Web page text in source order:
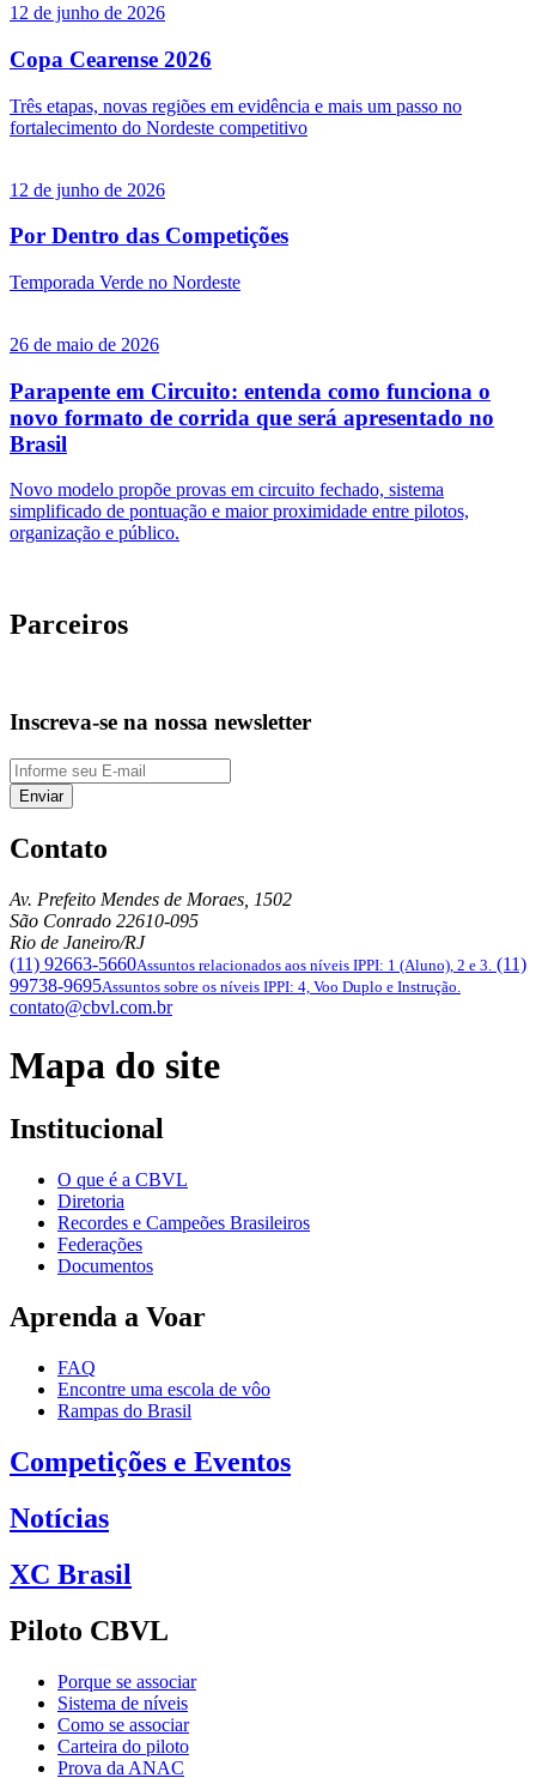
12 de junho de 2026
Copa Cearense 2026
Três etapas, novas regiões em evidência e mais um passo no
fortalecimento do Nordeste competitivo
12 de junho de 2026
Por Dentro das Competições
Temporada Verde no Nordeste
26 de maio de 2026
Parapente em Circuito: entenda como funciona o
novo formato de corrida que será apresentado no
Brasil
Novo modelo propõe provas em circuito fechado, sistema
simplificado de pontuação e maior proximidade entre pilotos,
organização e público.
Parceiros
Inscreva-se na nossa newsletter
Enviar
Contato
Av. Prefeito Mendes de Moraes, 1502
São Conrado 22610-095
Rio de Janeiro/RJ
(11) 92663-5660Assuntos relacionados aos níveis IPPI: 1 (Aluno), 2 e 3. (11)
99738-9695Assuntos sobre os níveis IPPI: 4, Voo Duplo e Instrução.
contato@cbvl.com.br
Mapa do site
Institucional
O que é a CBVL
Diretoria
Recordes e Campeões Brasileiros
Federações
Documentos
Aprenda a Voar
FAQ
Encontre uma escola de vôo
Rampas do Brasil
Competições e Eventos
Notícias
XC Brasil
Piloto CBVL
Porque se associar
Sistema de níveis
Como se associar
Carteira do piloto
Prova da ANAC